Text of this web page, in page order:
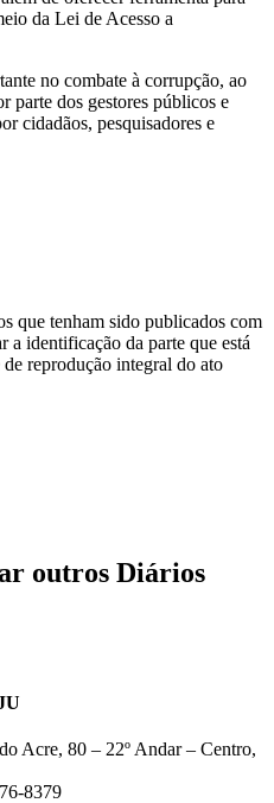
da Lei de Acesso a
no combate à corrupção, ao
parte dos gestores públicos e
cidadãos, pesquisadores e
que tenham sido publicados com
a identificação da parte que está
reprodução integral do ato
outros Diários
Acre, 80 – 22º Andar – Centro,
8379